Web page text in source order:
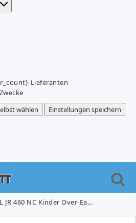
Lieferanten
wählen
Einstellungen speichern
NC Kinder Over-Ear Kopfhörer mit Noise-Cancelling für 39,60€ (Vergleich: 52,99€)